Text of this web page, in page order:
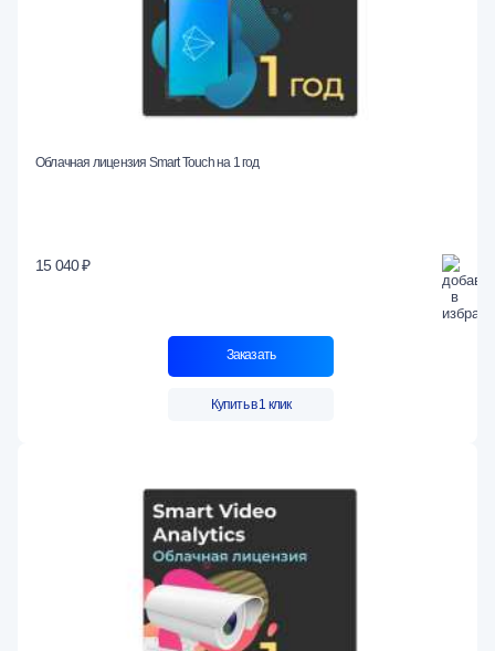
Облачная лицензия Smart Touch на 1 год
15 040 ₽
Заказать
Купить в 1 клик